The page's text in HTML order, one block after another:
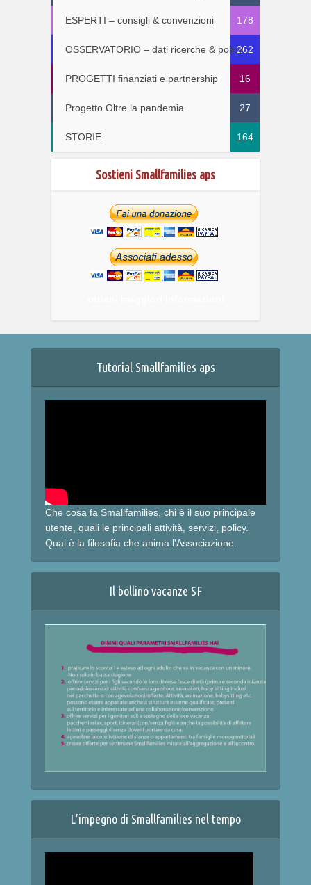
ESPERTI – consigli & convenzioni 178
OSSERVATORIO – dati ricerche & policy262
PROGETTI finanziati e partnership 16
Progetto Oltre la pandemia 27
STORIE 164
Sostieni Smallfamilies aps
Tutorial Smallfamilies aps
Che cosa fa Smallfamilies, chi è il suo principale
utente, quali le principali attività, servizi, policy.
Qual è la filosofia che anima l'Associazione.
Il bollino vacanze SF
L’impegno di Smallfamilies nel tempo